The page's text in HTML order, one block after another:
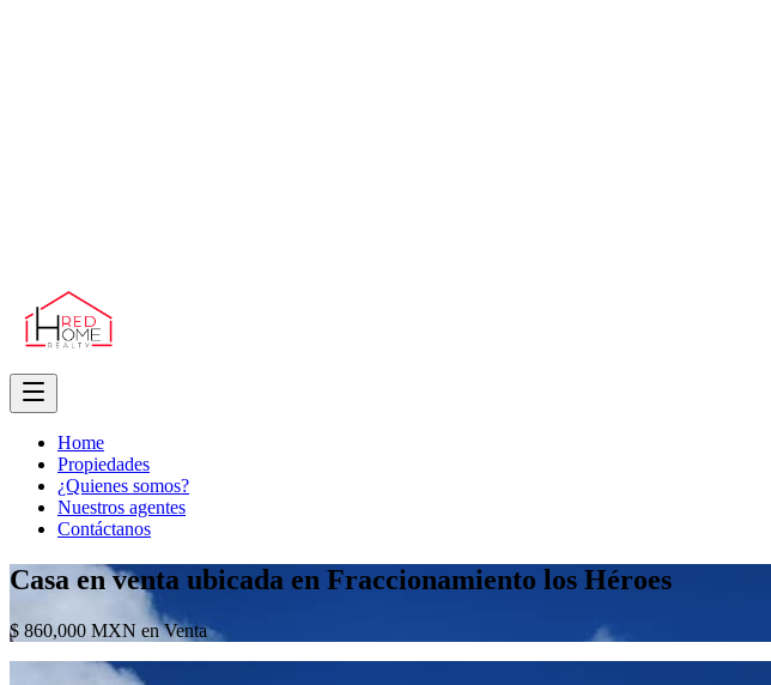
Home
Propiedades
¿Quienes somos?
Nuestros agentes
Contáctanos
Casa en venta ubicada en Fraccionamiento los Héroes
$ 860,000 MXN en Venta